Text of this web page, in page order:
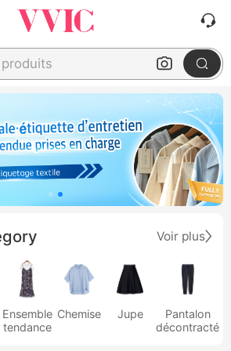
Voir plus
Ensemble
tendance
Chemise Jupe
Pantalon
décontracté